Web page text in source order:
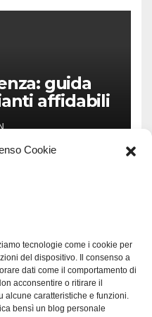
Cookie
tecnologie come i cookie per
del dispositivo. Il consenso a
dati come il comportamento di
acconsentire o ritirare il
alcune caratteristiche e funzioni.
bensì un blog personale
guida
affidabili
scelta